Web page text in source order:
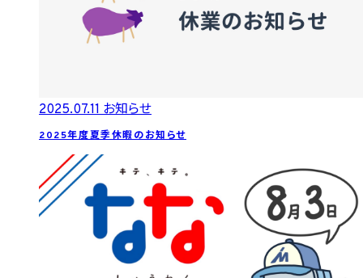
2025.07.11 お知らせ
2025年度夏季休暇のお知らせ